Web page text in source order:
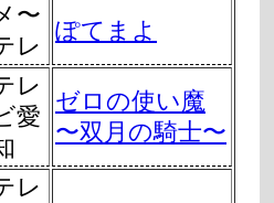
〜
レ
ぽてまよ
レ
愛
ゼロの使い魔
〜双月の騎士〜
レ